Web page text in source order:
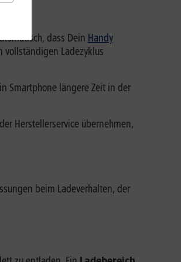
dass Dein Handy
vollständigen Ladezyklus
Smartphone längere Zeit in der
Herstellerservice übernehmen,
beim Ladeverhalten, der